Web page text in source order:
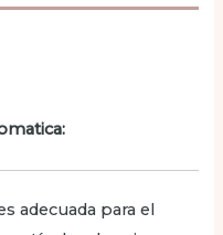
adecuada para el